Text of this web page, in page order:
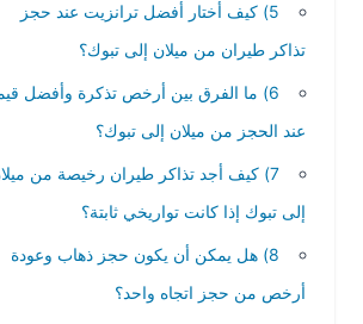
5) كيف أختار أفضل ترانزيت عند حجز
تذاكر طيران من ميلان إلى تبوك؟
6) ما الفرق بين أرخص تذكرة وأفضل قيمة
عند الحجز من ميلان إلى تبوك؟
7) كيف أجد تذاكر طيران رخيصة من ميلان
إلى تبوك إذا كانت تواريخي ثابتة؟
8) هل يمكن أن يكون حجز ذهاب وعودة
أرخص من حجز اتجاه واحد؟